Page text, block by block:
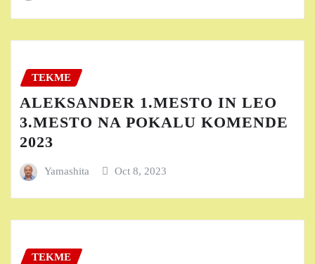
TEKME
ALEKSANDER 1.MESTO IN LEO
3.MESTO NA POKALU KOMENDE
2023
Yamashita Oct 8, 2023
TEKME